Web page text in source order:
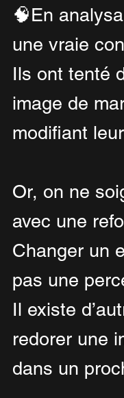
🧠En
une vraie
Ils ont tenté
image de
modifiant
Or, on ne
avec une
Changer un
pas une
Il existe
redorer une
dans un